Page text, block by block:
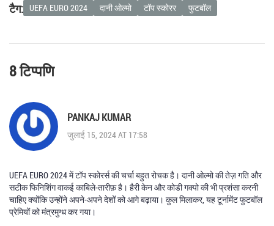
टैग: UEFA EURO 2024 दानी ओल्मो टॉप स्कोरर फुटबॉल
8 टिप्पणि
PANKAJ KUMAR
जुलाई 15, 2024 AT 17:58
UEFA EURO 2024 में टॉप स्कोरर्स की चर्चा बहुत रोचक है। दानी ओल्मो की तेज़ गति और
सटीक फिनिशिंग वाकई काबिले‑तारीफ़ है। हैरी केन और कोडी गक्पो की भी प्रशंसा करनी
चाहिए क्योंकि उन्होंने अपने‑अपने देशों को आगे बढ़ाया। कुल मिलाकर, यह टूर्नामेंट फुटबॉल
प्रेमियों को मंत्रमुग्ध कर गया।